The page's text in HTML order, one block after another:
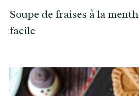
Soupe de fraises à la
facile